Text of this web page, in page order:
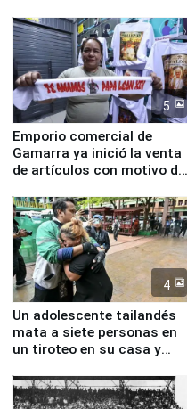
educación, salud y empleo
5
Emporio comercial de
Gamarra ya inició la venta
de artículos con motivo de
4
Un adolescente tailandés
mata a siete personas en
un tiroteo en su casa y